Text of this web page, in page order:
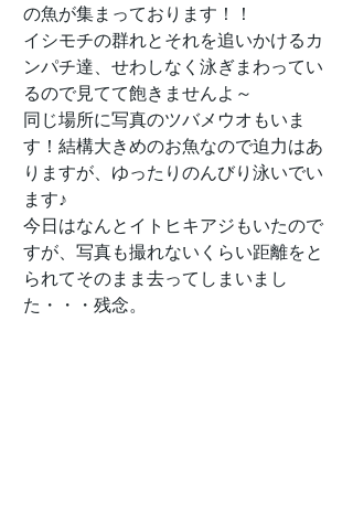
の魚が集まっております！！
イシモチの群れとそれを追いかけるカ
ンパチ達、せわしなく泳ぎまわってい
るので見てて飽きませんよ～
同じ場所に写真のツバメウオもいま
す！結構大きめのお魚なので迫力はあ
りますが、ゆったりのんびり泳いでい
ます♪
今日はなんとイトヒキアジもいたので
すが、写真も撮れないくらい距離をと
られてそのまま去ってしまいまし
た・・・残念。